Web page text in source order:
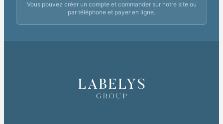
Vous pouvez créer un compte et commander sur notre site ou
par téléphone et payer en ligne.